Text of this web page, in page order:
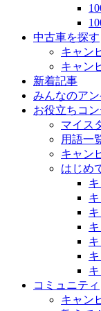
中古車を探す
キャン
キャン
新着記事
みんなのアン
お役立ちコ
マイス
用語一
キャン
はじめ
コミュニティ
キャン